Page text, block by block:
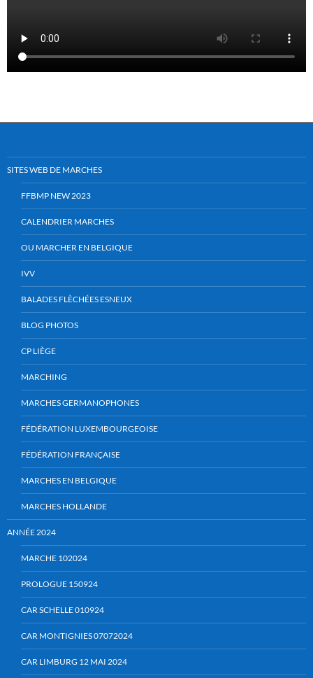
SITES WEB DE MARCHES
FFBMP NEW 2023
CALENDRIER MARCHES
OU MARCHER EN BELGIQUE
IVV
BALADES FLÈCHÉES ESNEUX
BLOG PHOTOS
CP LIÈGE
MARCHING
MARCHES GERMANOPHONES
FÉDÉRATION LUXEMBOURGEOISE
FÉDÉRATION FRANÇAISE
MARCHES EN BELGIQUE
MARCHES HOLLANDE
ANNÉE 2024
MARCHE 102024
PROLOGUE 150924
CAR SCHELLE 010924
CAR MONTIGNIES 07072024
CAR LIMBURG 12 MAI 2024